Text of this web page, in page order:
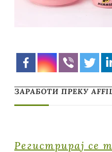
ЗАРАБОТИ ПРЕКУ
Регистрирај се